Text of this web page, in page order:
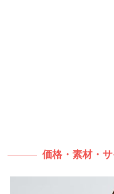
価格・素材・